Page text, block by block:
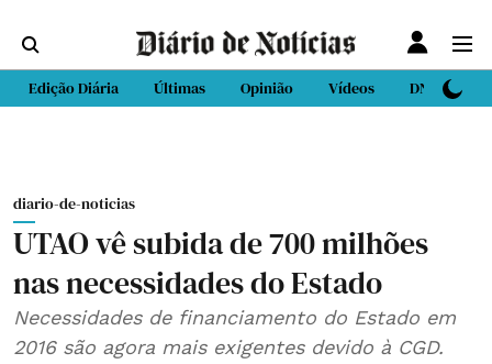
Edição Diária Últimas Opinião Vídeos DN Sport
diario-de-noticias
UTAO vê subida de 700 milhões
nas necessidades do Estado
Necessidades de financiamento do Estado em
2016 são agora mais exigentes devido à CGD.